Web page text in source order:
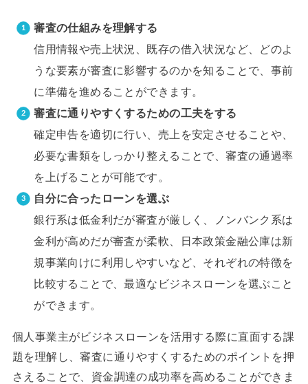
審査の仕組みを理解する
信用情報や売上状況、既存の借入状況など、どのよ
うな要素が審査に影響するのかを知ることで、事前
に準備を進めることができます。
審査に通りやすくするための工夫をする
確定申告を適切に行い、売上を安定させることや、
必要な書類をしっかり整えることで、審査の通過率
を上げることが可能です。
自分に合ったローンを選ぶ
銀行系は低金利だが審査が厳しく、ノンバンク系は
金利が高めだが審査が柔軟、日本政策金融公庫は新
規事業向けに利用しやすいなど、それぞれの特徴を
比較することで、最適なビジネスローンを選ぶこと
ができます。
個人事業主がビジネスローンを活用する際に直面する課
題を理解し、審査に通りやすくするためのポイントを押
さえることで、資金調達の成功率を高めることができま